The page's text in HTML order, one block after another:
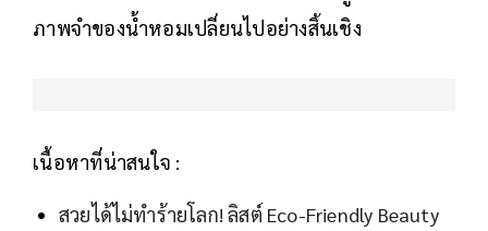
ภาพจำของน้ำหอมเปลี่ยนไปอย่างสิ้นเชิง
เนื้อหาที่น่าสนใจ :
สวยได้ไม่ทำร้ายโลก! ลิสต์ Eco-Friendly Beauty